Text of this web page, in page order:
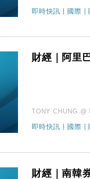
即時快訊 國際
財經｜阿里
TONY CHUNG @
即時快訊 國際
財經｜南韓